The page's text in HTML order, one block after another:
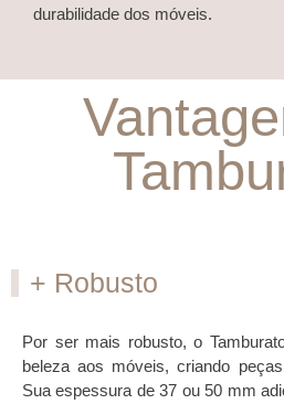
durabilidade dos móveis.
+ Robusto
Por ser mais robusto, o
beleza aos móveis, criando
Sua espessura de 37 ou 50 mm